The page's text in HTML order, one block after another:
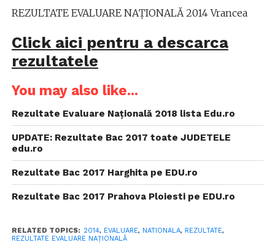
REZULTATE EVALUARE NAŢIONALĂ 2014 Vrancea
Click aici pentru a descarca
rezultatele
You may also like...
Rezultate Evaluare Națională 2018 lista Edu.ro
UPDATE: Rezultate Bac 2017 toate JUDETELE
edu.ro
Rezultate Bac 2017 Harghita pe EDU.ro
Rezultate Bac 2017 Prahova Ploiesti pe EDU.ro
RELATED TOPICS: 2014, EVALUARE, NATIONALA, REZULTATE,
REZULTATE EVALUARE NAŢIONALĂ